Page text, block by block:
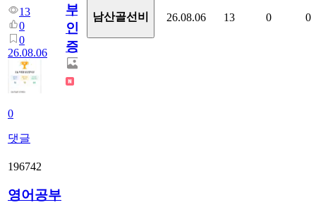
13
0
0
26.08.06
0
댓글
부
인
증
남산골선비 26.08.06 13 0 0
196742
영어공부